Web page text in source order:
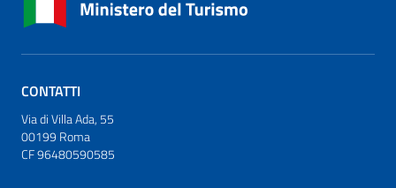
CONTATTI
Via di Villa Ada, 55
00199 Roma
CF 96480590585